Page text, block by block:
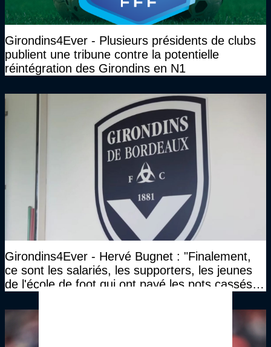
Girondins4Ever - Plusieurs présidents de clubs
publient une tribune contre la potentielle
réintégration des Girondins en N1
Girondins4Ever - Hervé Bugnet : "Finalement,
ce sont les salariés, les supporters, les jeunes
de l'école de foot qui ont payé les pots cassés